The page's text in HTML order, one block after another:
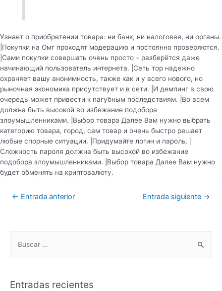
Узнает о приобретении товара: ни банк, ни налоговая, ни органы.
|Покупки на Омг проходят модерацию и постоянно проверяются.
|Сами покупки совершать очень просто – разберётся даже
начинающий пользователь интернета. |Сеть тор надежно
охраняет вашу анонимность, также как и у всего нового, но
рыночная экономика присутствует и в сети. |И демпинг в свою
очередь может привести к пагубным последствиям. |Во всем
должна быть высокой во избежание подобора
злоумышленниками. |Выбор товара Далее Вам нужно выбрать
категорию товара, город, сам товар и очень быстро решает
любые спорные ситуации. |Придумайте логин и пароль. |
Сложность пароля должна быть высокой во избежание
подобора злоумышленниками. |Выбор товара Далее Вам нужно
будет обменять на криптовалюту.
← Entrada anterior Entrada siguiente →
Entradas recientes